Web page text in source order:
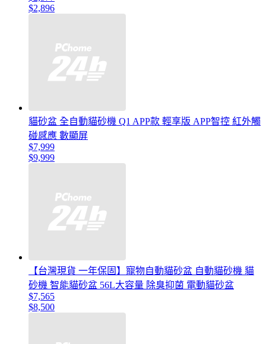
$2,896
貓砂盆 全自動貓砂機 Q1 APP款 輕享版 APP智控 紅外觸
碰感應 數顯屏
$7,999
$9,999
【台灣現貨 一年保固】寵物自動貓砂盆 自動貓砂機 貓
砂機 智能貓砂盆 56L大容量 除臭抑菌 電動貓砂盆
$7,565
$8,500